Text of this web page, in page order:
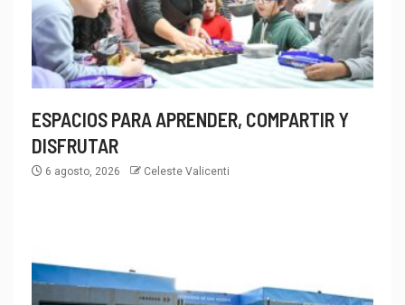
ESPACIOS PARA APRENDER, COMPARTIR Y
DISFRUTAR
6 agosto, 2026 Celeste Valicenti